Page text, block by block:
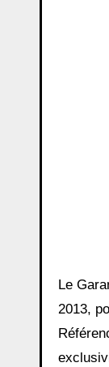
Le
2013,